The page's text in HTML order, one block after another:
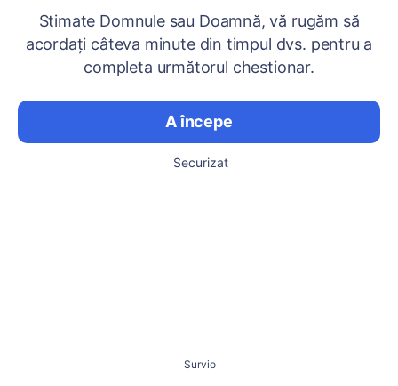
Stimate Domnule sau Doamnă, vă rugăm să
acordați câteva minute din timpul dvs. pentru a
completa următorul chestionar.
A începe
Securizat
Survio